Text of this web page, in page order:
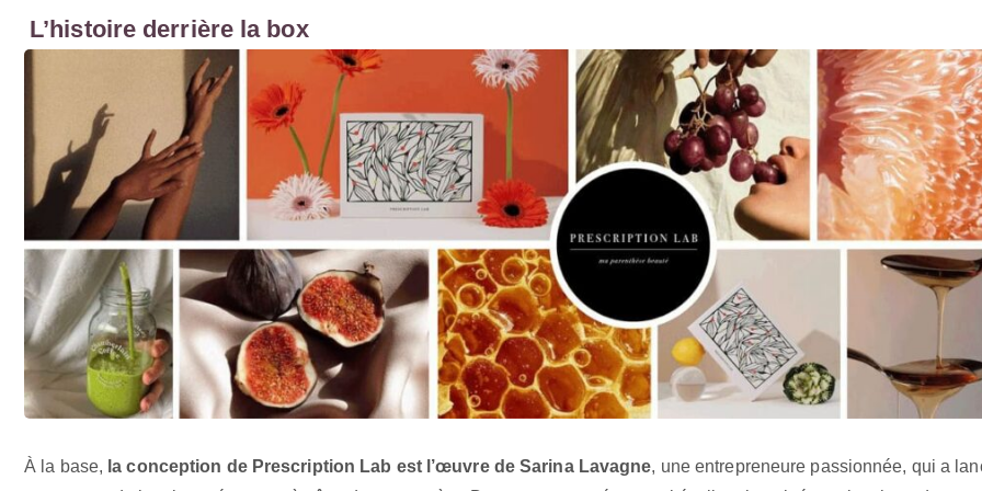
L’histoire derrière la box
À la base, la conception de Prescription Lab est l’œuvre de Sarina Lavagne, une entrepreneure passionnée, qui a